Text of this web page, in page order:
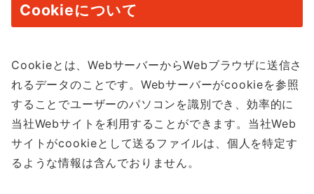
Cookieについて
Cookieとは、WebサーバーからWebブラウザに送信さ
れるデータのことです。Webサーバーがcookieを参照
することでユーザーのパソコンを識別でき、効率的に
当社Webサイトを利用することができます。当社Web
サイトがcookieとして送るファイルは、個人を特定す
るような情報は含んでおりません。